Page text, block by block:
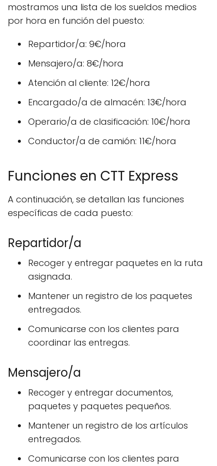
mostramos una lista de los sueldos medios
por hora en función del puesto:
Repartidor/a: 9€/hora
Mensajero/a: 8€/hora
Atención al cliente: 12€/hora
Encargado/a de almacén: 13€/hora
Operario/a de clasificación: 10€/hora
Conductor/a de camión: 11€/hora
Funciones en CTT Express
A continuación, se detallan las funciones
específicas de cada puesto:
Repartidor/a
Recoger y entregar paquetes en la ruta
asignada.
Mantener un registro de los paquetes
entregados.
Comunicarse con los clientes para
coordinar las entregas.
Mensajero/a
Recoger y entregar documentos,
paquetes y paquetes pequeños.
Mantener un registro de los artículos
entregados.
Comunicarse con los clientes para